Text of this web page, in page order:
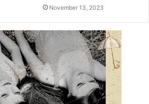
November 13, 2023